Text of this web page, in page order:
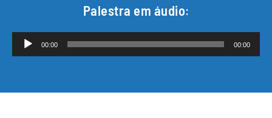
Palestra em áudio:
Tocador
de
00:00 00:00